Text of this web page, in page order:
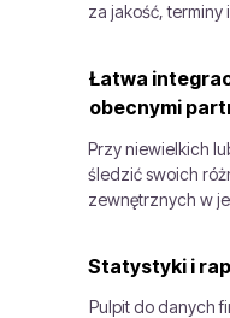
Łatwa
obecnymi
Przy niewielkich
śledzić swoich
zewnętrznych w
za jakość, terminy
Statystyki i
Pulpit do danych